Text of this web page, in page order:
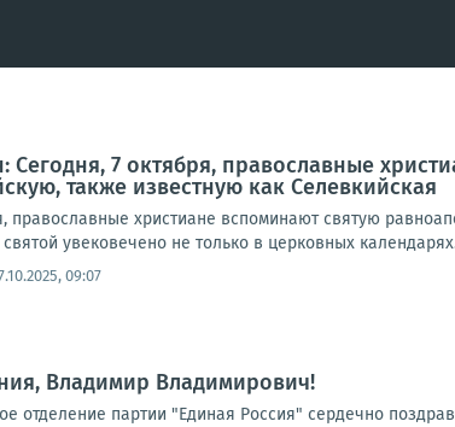
Сегодня, 7 октября, православные
также известную как Селевкийская
православные христиане вспоминают святую
увековечено не только в церковных
09:07
Владимир Владимирович!
отделение партии "Единая Россия" сердечно